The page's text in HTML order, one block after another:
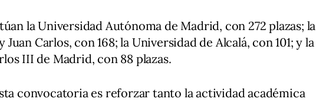
la Universidad Autónoma de Madrid, con 272 plazas; la
Juan Carlos, con 168; la Universidad de Alcalá, con 101; y la
III de Madrid, con 88 plazas.
convocatoria es reforzar tanto la actividad académica